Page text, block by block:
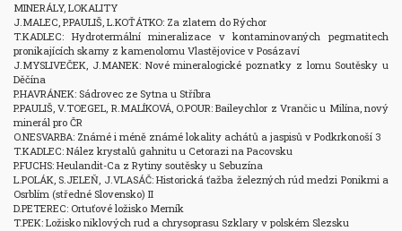
MINERÁLY, LOKALITY
J.MALEC, P.PAULIŠ, L.KOŤÁTKO: Za zlatem do Rýchor
T.KADLEC: Hydrotermální mineralizace v kontaminovaných pegmatitech
pronikajících skarny z kamenolomu Vlastějovice v Posázaví
J.MYSLIVEČEK, J.MANEK: Nové mineralogické poznatky z lomu Soutěsky u
Děčína
P.HAVRÁNEK: Sádrovec ze Sytna u Stříbra
P.PAULIŠ, V.TOEGEL, R.MALÍKOVÁ, O.POUR: Baileychlor z Vrančic u Milína, nový
minerál pro ČR
O.NESVARBA: Známé i méně známé lokality achátů a jaspisů v Podkrkonoší 3
T.KADLEC: Nález krystalů gahnitu u Cetorazi na Pacovsku
P.FUCHS: Heulandit-Ca z Rytiny soutěsky u Sebuzína
L.POLÁK, S.JELEŇ, J.VLASÁČ: Historická ťažba železných rúd medzi Ponikmi a
Osrblím (středné Slovensko) II
D.PETEREC: Ortuťové ložisko Merník
T.PEK: Ložisko niklových rud a chrysoprasu Szklary v polském Slezsku